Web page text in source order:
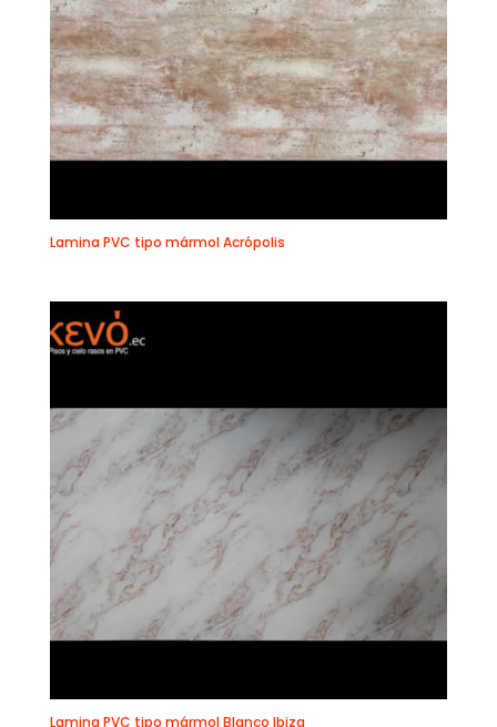
Lamina PVC tipo mármol Acrópolis
Lamina PVC tipo mármol Blanco Ibiza